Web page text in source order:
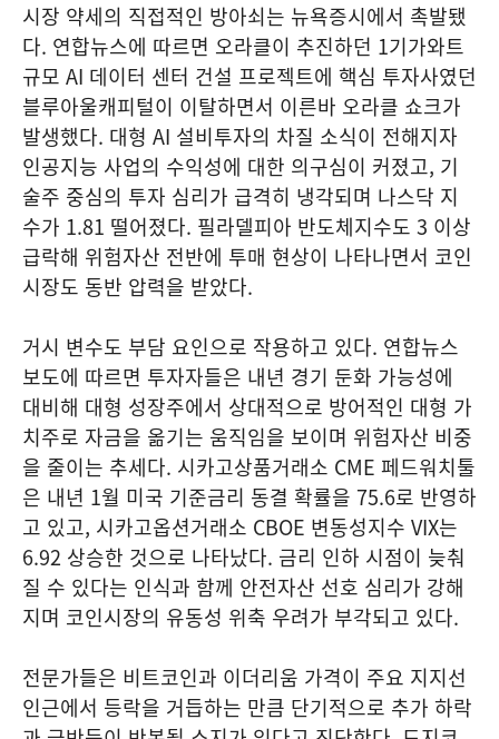
시장 약세의 직접적인 방아쇠는 뉴욕증시에서 촉발됐
다. 연합뉴스에 따르면 오라클이 추진하던 1기가와트
규모 AI 데이터 센터 건설 프로젝트에 핵심 투자사였던
블루아울캐피털이 이탈하면서 이른바 오라클 쇼크가
발생했다. 대형 AI 설비투자의 차질 소식이 전해지자
인공지능 사업의 수익성에 대한 의구심이 커졌고, 기
술주 중심의 투자 심리가 급격히 냉각되며 나스닥 지
수가 1.81 떨어졌다. 필라델피아 반도체지수도 3 이상
급락해 위험자산 전반에 투매 현상이 나타나면서 코인
시장도 동반 압력을 받았다.
거시 변수도 부담 요인으로 작용하고 있다. 연합뉴스
보도에 따르면 투자자들은 내년 경기 둔화 가능성에
대비해 대형 성장주에서 상대적으로 방어적인 대형 가
치주로 자금을 옮기는 움직임을 보이며 위험자산 비중
을 줄이는 추세다. 시카고상품거래소 CME 페드워치툴
은 내년 1월 미국 기준금리 동결 확률을 75.6로 반영하
고 있고, 시카고옵션거래소 CBOE 변동성지수 VIX는
6.92 상승한 것으로 나타났다. 금리 인하 시점이 늦춰
질 수 있다는 인식과 함께 안전자산 선호 심리가 강해
지며 코인시장의 유동성 위축 우려가 부각되고 있다.
전문가들은 비트코인과 이더리움 가격이 주요 지지선
인근에서 등락을 거듭하는 만큼 단기적으로 추가 하락